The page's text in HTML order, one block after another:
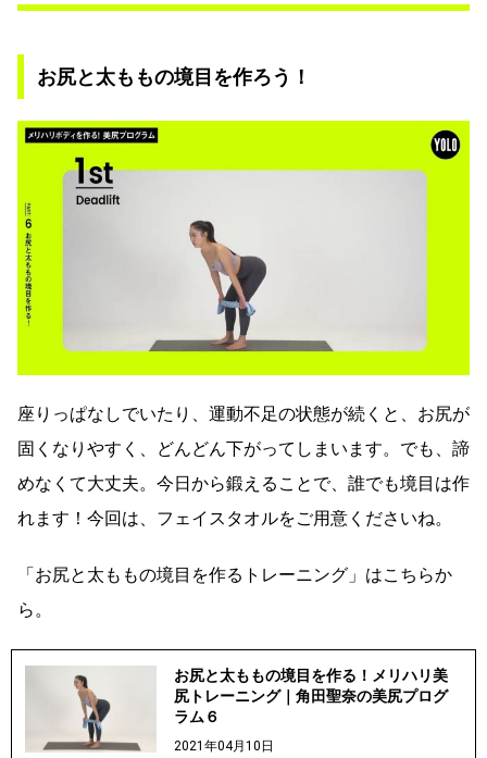
お尻と太ももの境目を作ろう！
座りっぱなしでいたり、運動不足の状態が続くと、お尻が
固くなりやすく、どんどん下がってしまいます。でも、諦
めなくて大丈夫。今日から鍛えることで、誰でも境目は作
れます！今回は、フェイスタオルをご用意くださいね。
「お尻と太ももの境目を作るトレーニング」はこちらか
ら。
お尻と太ももの境目を作る！メリハリ美
尻トレーニング｜角田聖奈の美尻プログ
ラム６
2021年04月10日